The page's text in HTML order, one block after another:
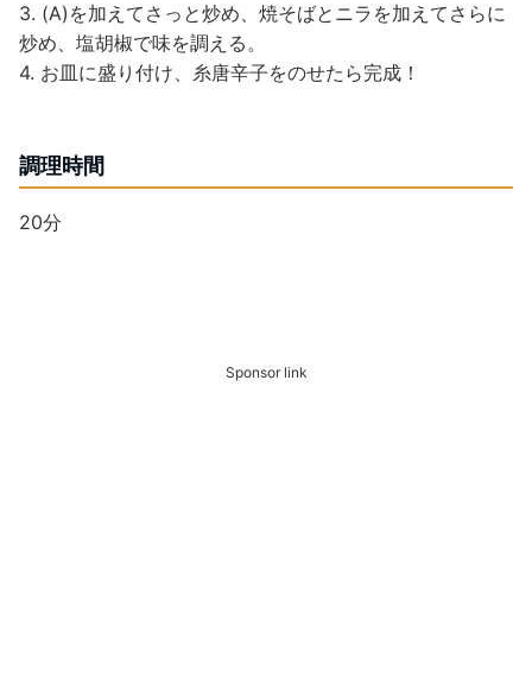
3. (A)を加えてさっと炒め、焼そばとニラを加えてさらに
炒め、塩胡椒で味を調える。
4. お皿に盛り付け、糸唐辛子をのせたら完成！
調理時間
20分
Sponsor link